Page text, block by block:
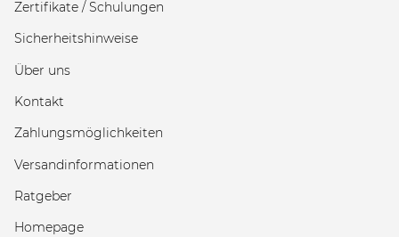
Zertifikate / Schulungen
Sicherheitshinweise
Über uns
Kontakt
Zahlungsmöglichkeiten
Versandinformationen
Ratgeber
Homepage